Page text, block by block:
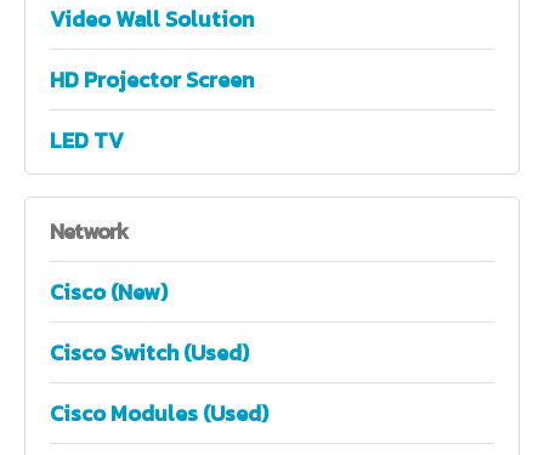
Video Wall Solution
HD Projector Screen
LED TV
Network
Cisco (New)
Cisco Switch (Used)
Cisco Modules (Used)